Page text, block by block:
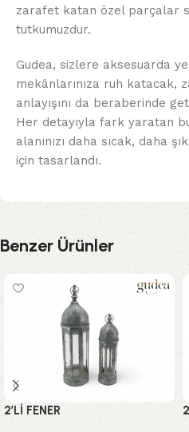
zarafet katan özel parçalar
tutkumuzdur.
Gudea, sizlere aksesuarda
mekânlarınıza ruh katacak,
anlayışını da beraberinde
Her detayıyla fark yaratan
alanınızı daha sıcak, daha
için tasarlandı.
Benzer Ürünler
2’Lİ FENER